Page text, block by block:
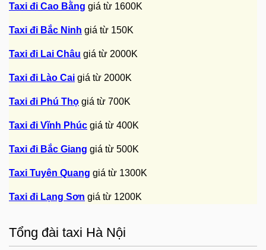
Taxi đi Cao Bằng giá từ 1600K
Taxi đi Bắc Ninh giá từ 150K
Taxi đi Lai Châu giá từ 2000K
Taxi đi Lào Cai giá từ 2000K
Taxi đi Phú Thọ giá từ 700K
Taxi đi Vĩnh Phúc giá từ 400K
Taxi đi Bắc Giang giá từ 500K
Taxi Tuyên Quang giá từ 1300K
Taxi đi Lạng Sơn giá từ 1200K
Tổng đài taxi Hà Nội